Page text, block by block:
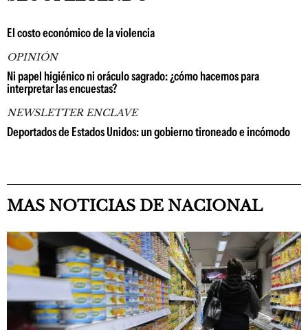
El costo económico de la violencia
OPINIÓN
Ni papel higiénico ni oráculo sagrado: ¿cómo hacemos para
interpretar las encuestas?
NEWSLETTER ENCLAVE
Deportados de Estados Unidos: un gobierno tironeado e incómodo
MAS NOTICIAS DE NACIONAL